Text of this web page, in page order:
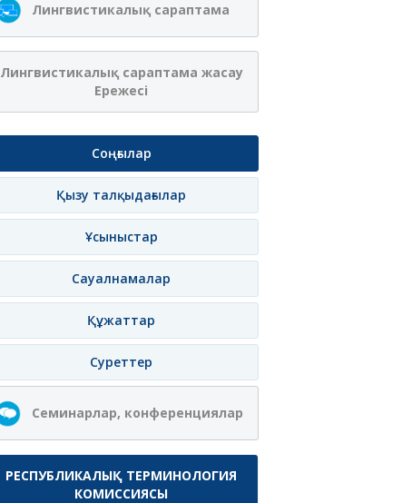
Лингвистикалық сараптама
Лингвистикалық сараптама жасау
Ережесі
Соңғылар
Қызу талқыдағылар
Ұсыныстар
Сауалнамалар
Құжаттар
Суреттер
Семинарлар, конференциялар
РЕСПУБЛИКАЛЫҚ ТЕРМИНОЛОГИЯ
КОМИССИЯСЫ